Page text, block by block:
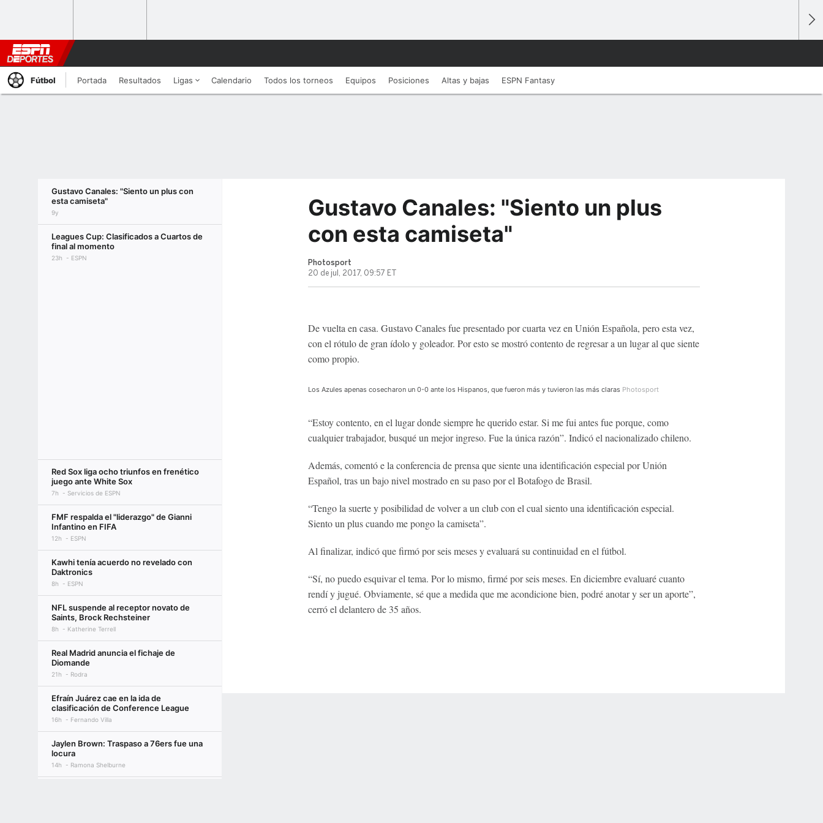
Fútbol Portada Resultados Ligas Calendario Todos los torneos Equipos Posiciones Altas y bajas ESPN Fantasy
Gustavo Canales: "Siento un plus con
esta camiseta"
9y
Leagues Cup: Clasificados a Cuartos de
final al momento
23h ESPN
Red Sox liga ocho triunfos en frenético
juego ante White Sox
7h Servicios de ESPN
FMF respalda el "liderazgo" de Gianni
Infantino en FIFA
12h ESPN
Kawhi tenía acuerdo no revelado con
Daktronics
8h ESPN
NFL suspende al receptor novato de
Saints, Brock Rechsteiner
8h Katherine Terrell
Real Madrid anuncia el fichaje de
Diomande
21h Rodra
Efraín Juárez cae en la ida de
clasificación de Conference League
16h Fernando Villa
Jaylen Brown: Traspaso a 76ers fue una
locura
14h Ramona Shelburne
Gustavo Canales: "Siento un plus
con esta camiseta"
Photosport
20 de jul, 2017, 09:57 ET
De vuelta en casa. Gustavo Canales fue presentado por cuarta vez en Unión Española, pero esta vez,
con el rótulo de gran ídolo y goleador. Por esto se mostró contento de regresar a un lugar al que siente
como propio.
Los Azules apenas cosecharon un 0-0 ante los Hispanos, que fueron más y tuvieron las más claras Photosport
“Estoy contento, en el lugar donde siempre he querido estar. Si me fui antes fue porque, como
cualquier trabajador, busqué un mejor ingreso. Fue la única razón”. Indicó el nacionalizado chileno.
Además, comentó e la conferencia de prensa que siente una identificación especial por Unión
Español, tras un bajo nivel mostrado en su paso por el Botafogo de Brasil.
“Tengo la suerte y posibilidad de volver a un club con el cual siento una identificación especial.
Siento un plus cuando me pongo la camiseta”.
Al finalizar, indicó que firmó por seis meses y evaluará su continuidad en el fútbol.
“Sí, no puedo esquivar el tema. Por lo mismo, firmé por seis meses. En diciembre evaluaré cuanto
rendí y jugué. Obviamente, sé que a medida que me acondicione bien, podré anotar y ser un aporte”,
cerró el delantero de 35 años.